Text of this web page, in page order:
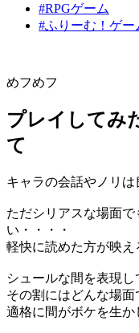
#RPGゲーム
#ふりーむ！ゲー
めフめフ
プレイしてみ
て
キャラの会話やノリは
ただシリアスな場面
い・・・・
軽快に読めた方が映
シュールな間を表現
その割にはどんな場
適格に間がボケを生